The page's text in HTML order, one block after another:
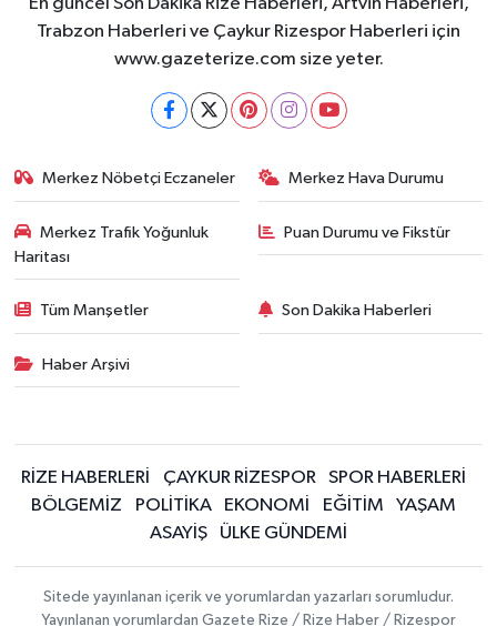
En güncel Son Dakika Rize Haberleri, Artvin Haberleri,
Trabzon Haberleri ve Çaykur Rizespor Haberleri için
www.gazeterize.com size yeter.
Merkez Nöbetçi Eczaneler Merkez Hava Durumu
Merkez Trafik Yoğunluk
Haritası
Puan Durumu ve Fikstür
Tüm Manşetler Son Dakika Haberleri
Haber Arşivi
RİZE HABERLERİ ÇAYKUR RİZESPOR
SPOR HABERLERİ
BÖLGEMİZ
POLİTİKA EKONOMİ EĞİTİM
YAŞAM
ASAYİŞ
ÜLKE GÜNDEMİ
Sitede yayınlanan içerik ve yorumlardan yazarları sorumludur.
Yayınlanan yorumlardan Gazete Rize / Rize Haber / Rizespor